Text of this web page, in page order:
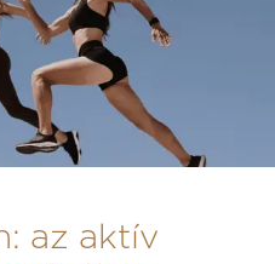
az aktív